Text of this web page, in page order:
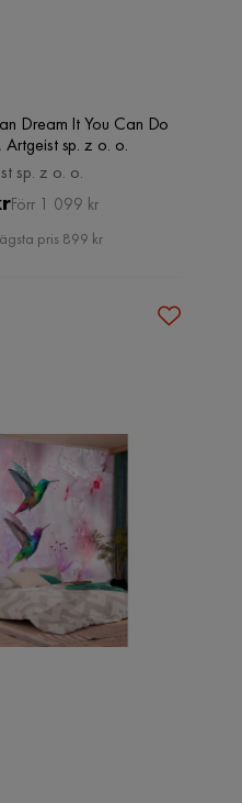
Dream It You Can Do
sp. z o. o.
sp. z o. o.
Pris
Original
Pris
Förr 1 099 kr
pris 899 kr